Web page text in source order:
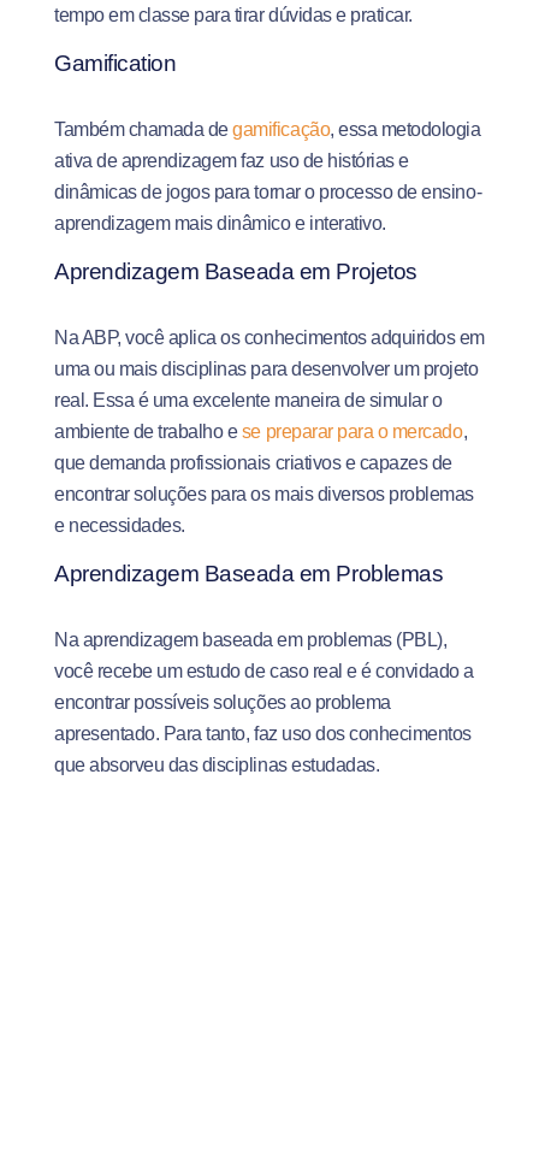
tempo em classe para tirar dúvidas e praticar.
Gamification
Também chamada degamificação, essa metodologia
ativa de aprendizagem faz uso de histórias e
dinâmicas de jogos para tornar o processo de ensino-
aprendizagem mais dinâmico e interativo.
Aprendizagem Baseada em Projetos
Na ABP, você aplica os conhecimentos adquiridos em
uma ou mais disciplinas para desenvolver um projeto
real. Essa é uma excelente maneira de simular o
ambiente de trabalho ese preparar para o mercado,
que demanda profissionais criativos e capazes de
encontrar soluções para os mais diversos problemas
e necessidades.
Aprendizagem Baseada em Problemas
Na aprendizagem baseada em problemas (PBL),
você recebe um estudo de caso real e é convidado a
encontrar possíveis soluções ao problema
apresentado. Para tanto, faz uso dos conhecimentos
que absorveu das disciplinas estudadas.